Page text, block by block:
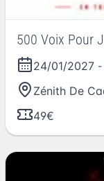
500 Voix Pour
24/01/2027 -
Zénith De
49€